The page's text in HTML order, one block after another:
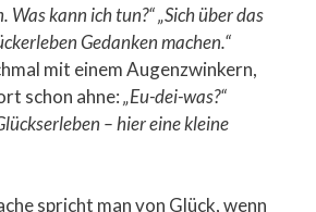
Was kann ich tun?“„Sich über das
Gedanken machen.“
mit einem Augenzwinkern,
schon ahne:„Eu-dei-was?“
– hier eine kleine
spricht man von Glück, wenn